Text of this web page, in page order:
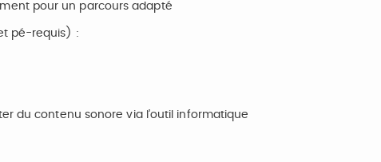
pour un parcours adapté
pé-requis) :
du contenu sonore via l’outil informatique